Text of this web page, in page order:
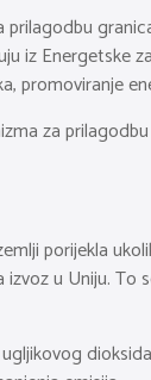
iz
promoviranje
za
porijekla
u Uniju.